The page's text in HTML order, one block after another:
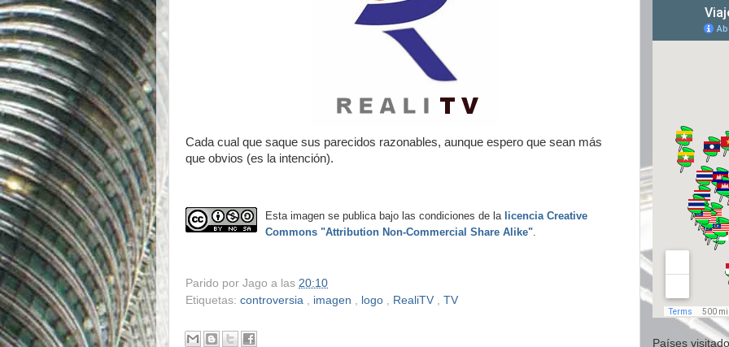
Cada cual que saque sus parecidos razonables, aunque espero que sean más
que obvios (es la intención).
Esta imagen se publica bajo las condiciones de la licencia Creative
Commons "Attribution Non-Commercial Share Alike".
Parido por Jago a las 20:10
Etiquetas: controversia imagen logo RealiTV TV
Países